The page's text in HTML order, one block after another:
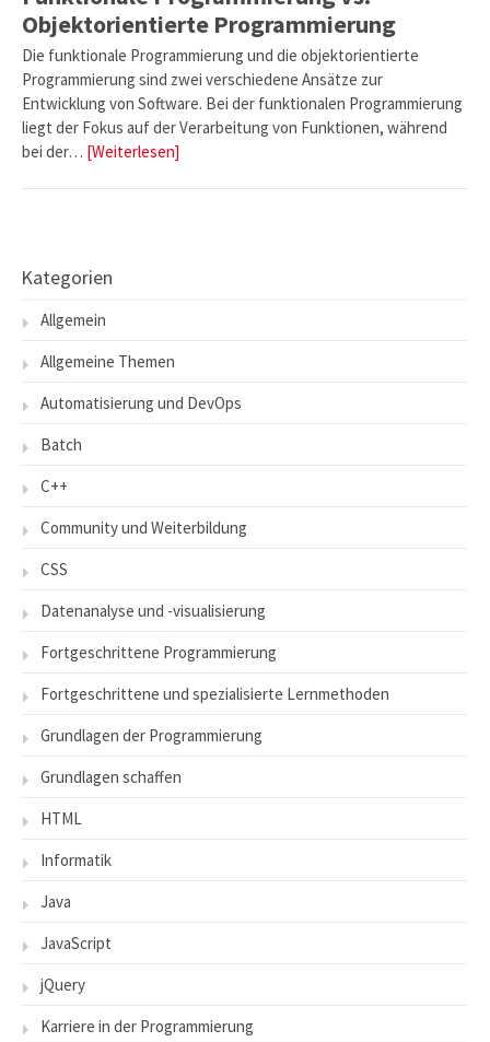
Objektorientierte Programmierung
Die funktionale Programmierung und die objektorientierte
Programmierung sind zwei verschiedene Ansätze zur
Entwicklung von Software. Bei der funktionalen Programmierung
liegt der Fokus auf der Verarbeitung von Funktionen, während
bei der… [Weiterlesen]
Kategorien
Allgemein
Allgemeine Themen
Automatisierung und DevOps
Batch
C++
Community und Weiterbildung
CSS
Datenanalyse und -visualisierung
Fortgeschrittene Programmierung
Fortgeschrittene und spezialisierte Lernmethoden
Grundlagen der Programmierung
Grundlagen schaffen
HTML
Informatik
Java
JavaScript
jQuery
Karriere in der Programmierung